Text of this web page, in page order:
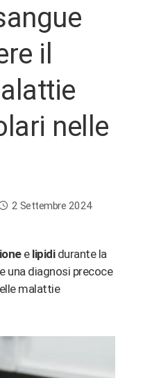
il
nelle
2 Settembre 2024
e lipidi durante la
una diagnosi precoce
malattie